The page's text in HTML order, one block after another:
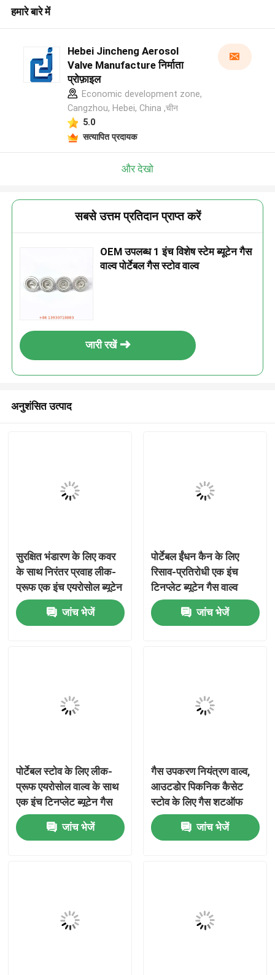
कारखाना भ्रमण
गुणवत्ता नियंत्रण
हमारे बारे में
Hebei Jincheng Aerosol
Valve Manufacture निर्माता
प्रोफ़ाइल
Economic development zone,
Cangzhou, Hebei, China ,चीन
5.0
सत्यापित प्रदायक
और देखो
सबसे उत्तम प्रतिदान प्राप्त करें
OEM उपलब्ध 1 इंच विशेष स्टेम ब्यूटेन गैस
वाल्व पोर्टेबल गैस स्टोव वाल्व
जारी रखें
अनुशंसित उत्पाद
सुरक्षित भंडारण के लिए कवर
के साथ निरंतर प्रवाह लीक-
प्रूफ एक इंच एयरोसोल ब्यूटेन
गैस वाल्व
जांच भेजें
पोर्टेबल ईंधन कैन के लिए
रिसाव-प्रतिरोधी एक इंच
टिनप्लेट ब्यूटेन गैस वाल्व
जांच भेजें
पोर्टेबल स्टोव के लिए लीक-
प्रूफ एयरोसोल वाल्व के साथ
एक इंच टिनप्लेट ब्यूटेन गैस
वाल्व
जांच भेजें
गैस उपकरण नियंत्रण वाल्व,
आउटडोर पिकनिक कैसेट
स्टोव के लिए गैस शटऑफ
वाल्व, पोर्टेबल छोटे गैस स्टोव
के उपयोग के लिए पीतल
जांच भेजें